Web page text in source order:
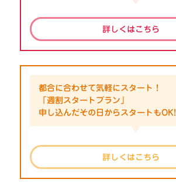
詳しくはこちら
都合に合わせて気軽にスタート！
「週割スタートプラン」
申し込んだその日からスタートもOK!
詳しくはこちら